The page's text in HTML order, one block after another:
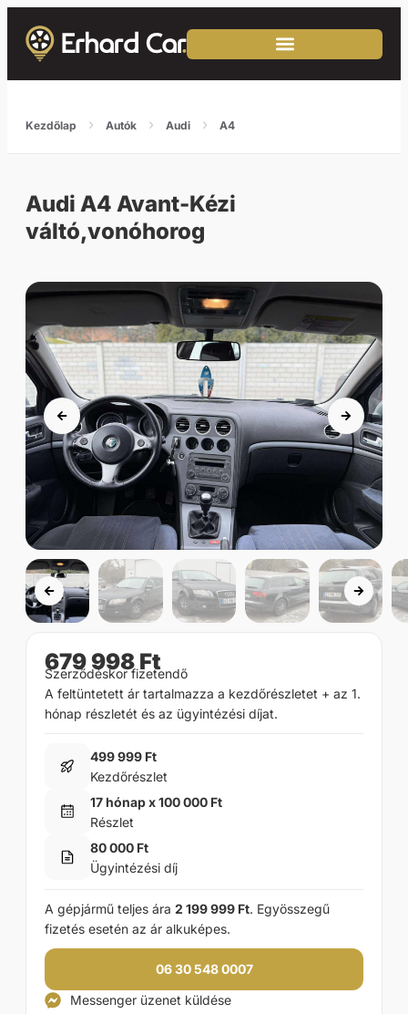
Kezdőlap › Autók › Audi › A4
Audi A4 Avant-Kézi
váltó,vonóhorog
679 998 Ft
Szerződéskor fizetendő
A feltüntetett ár tartalmazza a kezdőrészletet + az 1.
hónap részletét és az ügyintézési díjat.
499 999 Ft
Kezdőrészlet
17 hónap x 100 000 Ft
Részlet
80 000 Ft
Ügyintézési díj
A gépjármű teljes ára 2 199 999 Ft. Egyösszegű
fizetés esetén az ár alkuképes.
06 30 548 0007
Messenger üzenet küldése